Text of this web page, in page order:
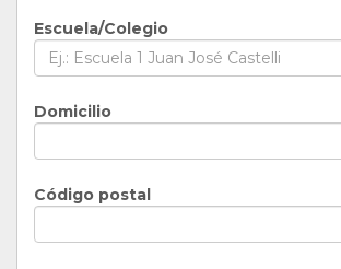
Escuela/Colegio
Domicilio
Código postal